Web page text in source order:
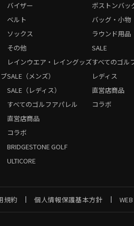
直営店商品
コラボ
BRIDGESTONE GOLF
ULTICORE
バイザー
ベルト
ソックス
その他
レインウエア・レイングッズ
SALE（メンズ）
SALE（レディス）
すべてのゴルフアパレル
レディス
直営店商品
コラボ
ボストンバッ
バッグ・小物
ラウンド用品
SALE
すべてのゴル
規約 個人情報保護基本方針